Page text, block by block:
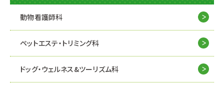
動物看護師科
ペットエステ・トリミング科
ドッグ・ウェルネス&ツーリズム科